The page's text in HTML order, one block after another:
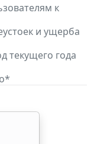
к
и ущерба
текущего года